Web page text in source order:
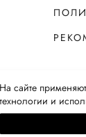
На сайте
технологии и